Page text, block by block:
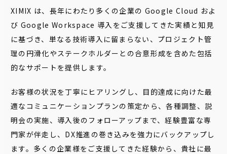
XIMIX は、長年にわたり多くの企業の Google Cloud およ
び Google Workspace 導入をご支援してきた実績と知見
に基づき、単なる技術導入に留まらない、プロジェクト管
理の円滑化やステークホルダーとの合意形成を含めた包括
的なサポートを提供します。
お客様の状況を丁寧にヒアリングし、目的達成に向けた最
適なコミュニケーションプランの策定から、各種調整、説
明会の実施、導入後のフォローアップまで、経験豊富な専
門家が伴走し、DX推進の巻き込みを強力にバックアップし
ます。多くの企業様をご支援してきた経験から、貴社に最